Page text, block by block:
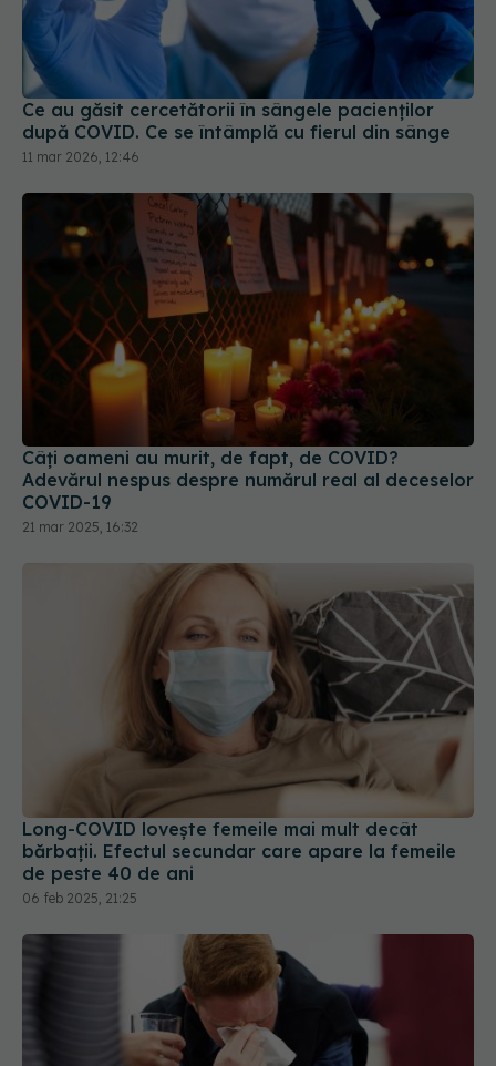
Ce au găsit cercetătorii în sângele pacienților
după COVID. Ce se întâmplă cu fierul din sânge
11 mar 2026, 12:46
Câți oameni au murit, de fapt, de COVID?
Adevărul nespus despre numărul real al deceselor
COVID-19
21 mar 2025, 16:32
Long-COVID lovește femeile mai mult decât
bărbații. Efectul secundar care apare la femeile
de peste 40 de ani
06 feb 2025, 21:25